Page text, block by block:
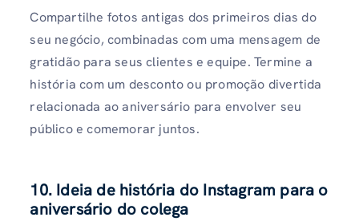
Compartilhe fotos antigas dos primeiros dias do
seu negócio, combinadas com uma mensagem de
gratidão para seus clientes e equipe. Termine a
história com um desconto ou promoção divertida
relacionada ao aniversário para envolver seu
público e comemorar juntos.
10. Ideia de história do Instagram para o
aniversário do colega